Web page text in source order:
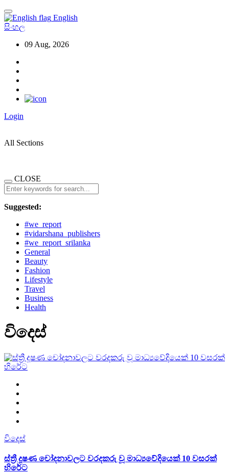
English
සිංහල
09 Aug, 2026
Login
All Sections
CLOSE
Suggested:
#we_report
#vidarshana_publishers
#we_report_srilanka
General
Beauty
Fashion
Lifestyle
Travel
Business
Health
විදෙස්
විදෙස්
ස්ත්‍රී දූෂණ චෝදනාවලට වරදකරු වූ මාධ්‍යවේදියෙක් 10 වසරක්
හිරේට